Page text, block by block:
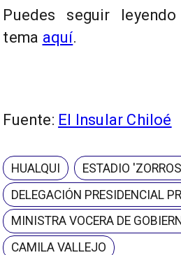
Puedes seguir
tema aquí.
Fuente: El Insular Chiloé
HUALQUI
ESTADIO
DELEGACIÓN PRESIDENCIAL
MINISTRA VOCERA DE
CAMILA VALLEJO